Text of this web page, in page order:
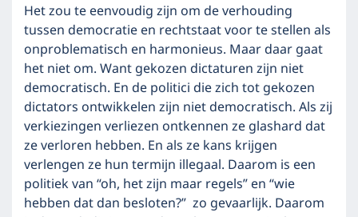
Het zou te eenvoudig zijn om de verhouding
tussen democratie en rechtstaat voor te stellen als
onproblematisch en harmonieus. Maar daar gaat
het niet om. Want gekozen dictaturen zijn niet
democratisch. En de politici die zich tot gekozen
dictators ontwikkelen zijn niet democratisch. Als zij
verkiezingen verliezen ontkennen ze glashard dat
ze verloren hebben. En als ze kans krijgen
verlengen ze hun termijn illegaal. Daarom is een
politiek van “oh, het zijn maar regels” en “wie
hebben dat dan besloten?” zo gevaarlijk. Daarom